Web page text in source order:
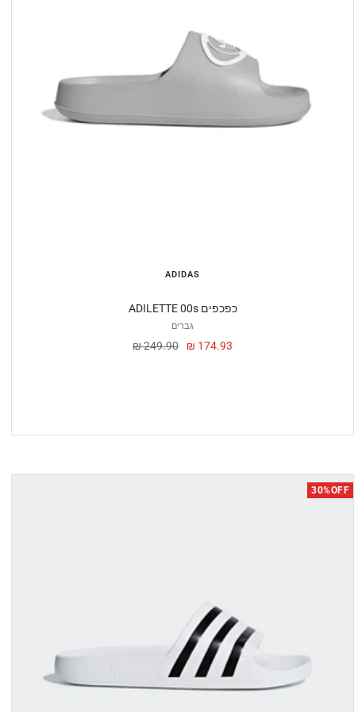
ADIDAS
ADILETTE 00s כפכפים
גברים
מחיר
174.93 ₪ מחיר
249.90 ₪
30%OFF